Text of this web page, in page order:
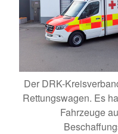
Der DRK-
Rettungswagen. Es
Fahrzeuge